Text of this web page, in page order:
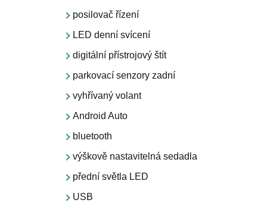
posilovač řízení
LED denní svícení
digitální přístrojový štít
parkovací senzory zadní
vyhřívaný volant
Android Auto
bluetooth
výškově nastavitelná sedadla
přední světla LED
USB